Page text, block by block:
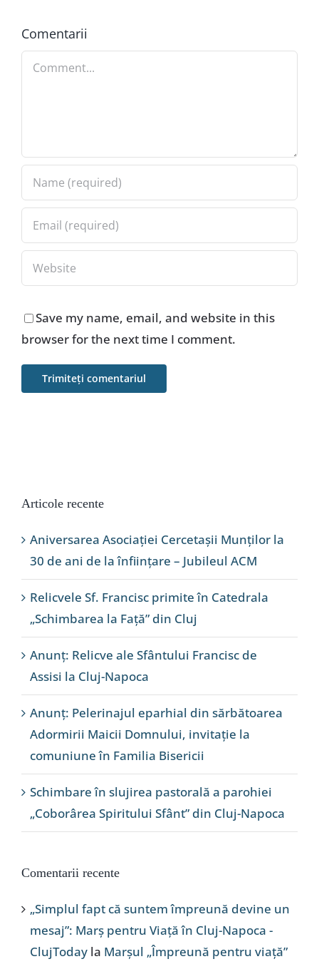
Comentarii
Comment
Save my name, email, and website in this
browser for the next time I comment.
Articole recente
Aniversarea Asociației Cercetașii Munților la
30 de ani de la înființare – Jubileul ACM
Relicvele Sf. Francisc primite în Catedrala
„Schimbarea la Față” din Cluj
Anunț: Relicve ale Sfântului Francisc de
Assisi la Cluj-Napoca
Anunț: Pelerinajul eparhial din sărbătoarea
Adormirii Maicii Domnului, invitație la
comuniune în Familia Bisericii
Schimbare în slujirea pastorală a parohiei
„Coborârea Spiritului Sfânt” din Cluj-Napoca
Comentarii recente
„Simplul fapt că suntem împreună devine un
mesaj”: Marș pentru Viață în Cluj-Napoca -
ClujToday la Marșul „Împreună pentru viață”